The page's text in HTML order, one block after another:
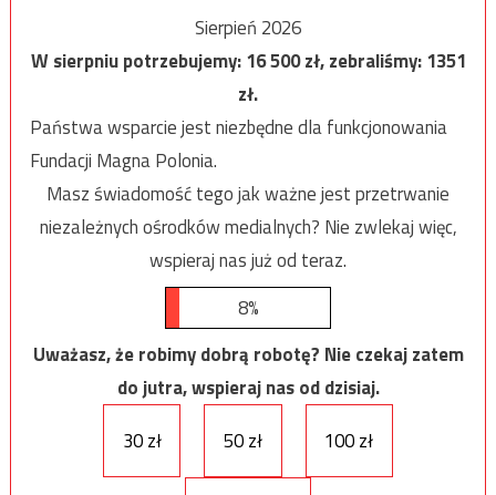
Sierpień 2026
W sierpniu potrzebujemy:16 500zł, zebraliśmy:1351
zł.
Państwa wsparcie jest niezbędne dla funkcjonowania
Fundacji Magna Polonia.
Masz świadomość tego jak ważne jest przetrwanie
niezależnych ośrodków medialnych? Nie zwlekaj więc,
wspieraj nas już od teraz.
8%
Uważasz, że robimy dobrą robotę? Nie czekaj zatem
do jutra, wspieraj nas od dzisiaj.
30 zł
50 zł 100 zł